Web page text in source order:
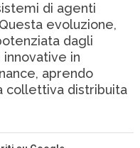
di agenti
evoluzione,
dagli
in
aprendo
collettiva distribuita